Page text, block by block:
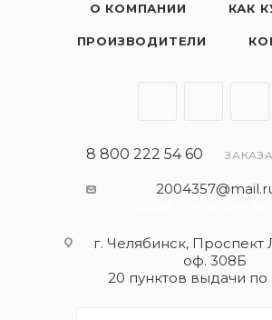
О КОМПАНИИ КАК
ПРОИЗВОДИТЕЛИ
8 800 222 54 60
г. Челябинск, Проспект
оф. 308Б
20 пунктов выдачи по